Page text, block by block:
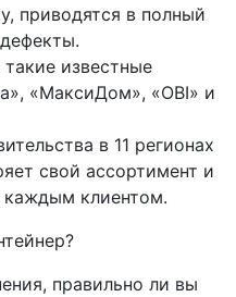
приводятся в полный
известные
«МаксиДом», «OBI» и
в 11 регионах
свой ассортимент и
каждым клиентом.
правильно ли вы